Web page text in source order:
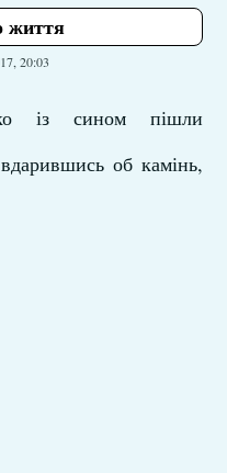
життя
20:03
із сином пішли
об камінь,